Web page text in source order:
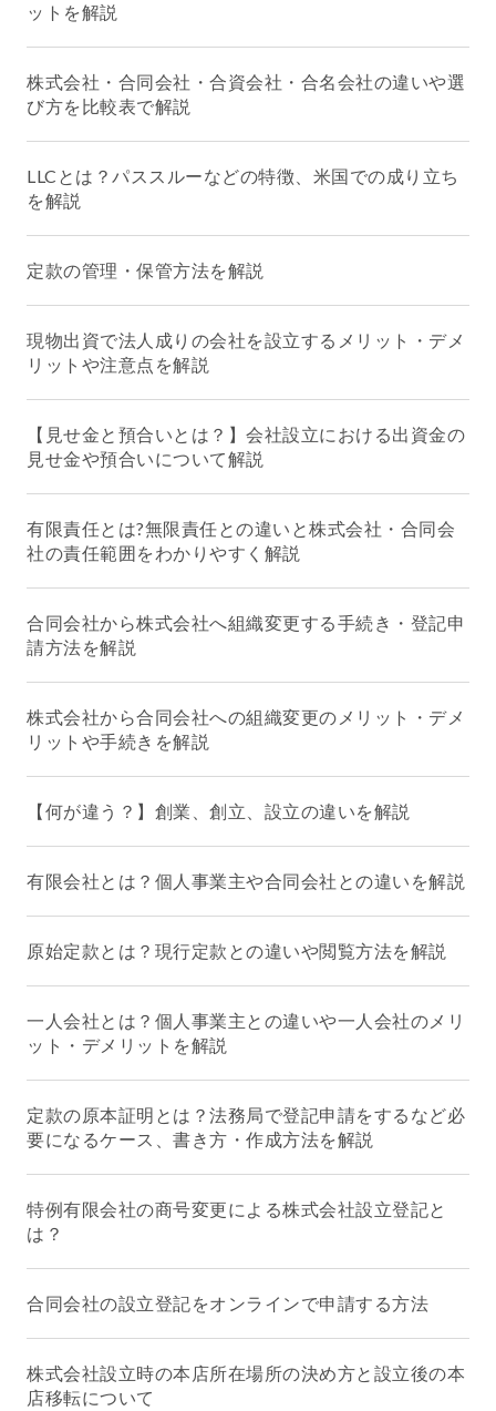
ットを解説
株式会社・合同会社・合資会社・合名会社の違いや選
び方を比較表で解説
LLCとは？パススルーなどの特徴、米国での成り立ち
を解説
定款の管理・保管方法を解説
現物出資で法人成りの会社を設立するメリット・デメ
リットや注意点を解説
【見せ金と預合いとは？】会社設立における出資金の
見せ金や預合いについて解説
有限責任とは?無限責任との違いと株式会社・合同会
社の責任範囲をわかりやすく解説
合同会社から株式会社へ組織変更する手続き・登記申
請方法を解説
株式会社から合同会社への組織変更のメリット・デメ
リットや手続きを解説
【何が違う？】創業、創立、設立の違いを解説
有限会社とは？個人事業主や合同会社との違いを解説
原始定款とは？現行定款との違いや閲覧方法を解説
一人会社とは？個人事業主との違いや一人会社のメリ
ット・デメリットを解説
定款の原本証明とは？法務局で登記申請をするなど必
要になるケース、書き方・作成方法を解説
特例有限会社の商号変更による株式会社設立登記と
は？
合同会社の設立登記をオンラインで申請する方法
株式会社設立時の本店所在場所の決め方と設立後の本
店移転について